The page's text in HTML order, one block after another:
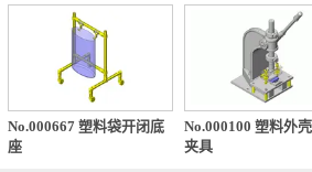
No.000667 塑料袋开闭底
座
No.000100 塑料外
夹具